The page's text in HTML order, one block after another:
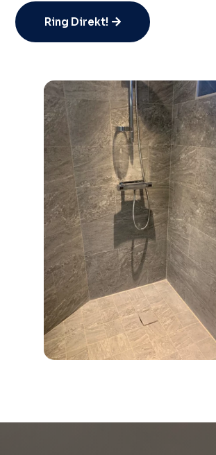
Ring Direkt!